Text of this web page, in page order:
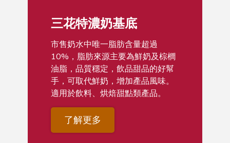
三花特濃奶基底
市售奶水中唯一脂肪含量超過
10%，脂肪來源主要為鮮奶及棕櫚
油脂，品質穩定，飲品甜品的好幫
手，可取代鮮奶，增加產品風味。
適用於飲料、烘焙甜點類產品。
了解更多